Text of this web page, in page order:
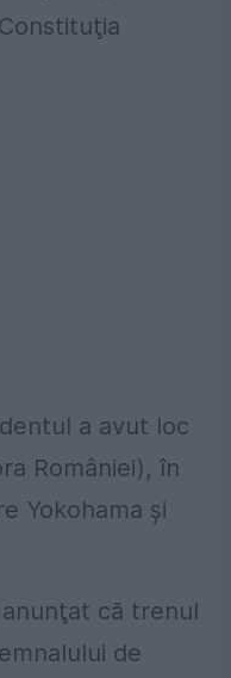
a avut loc
României), în
Yokohama şi
că trenul
de